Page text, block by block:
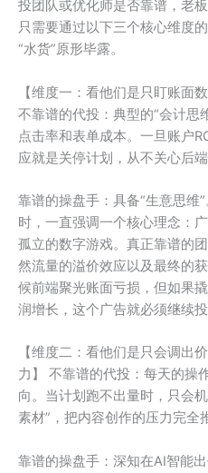
投团队或优化师是否靠谱，老
只需要通过以下三个核心维度
“水货”原形毕露。
【维度一：看他们是只盯账面
不靠谱的代投：典型的“会计思
点击率和表单成本。一旦账户
应就是关停计划，从不关心后
靠谱的操盘手：具备“生意思维
时，一直强调一个核心理念：
孤立的数字游戏。真正靠谱的
然流量的溢价效应以及最终的
候前端聚光账面亏损，但如果
润增长，这个广告就必须继续投
【维度二：看他们是只会调出
力】 不靠谱的代投：每天的操
向。当计划跑不出量时，只会
素材”，把内容创作的压力完全
靠谱的操盘手：深知在AI智能